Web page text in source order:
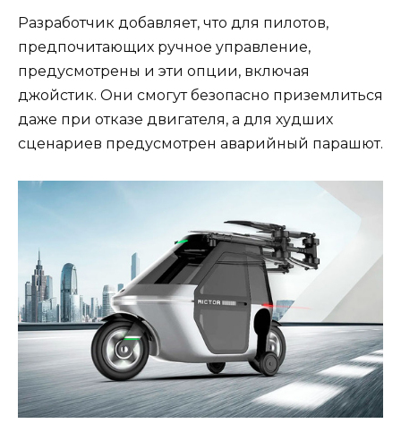
Разработчик добавляет, что для пилотов,
предпочитающих ручное управление,
предусмотрены и эти опции, включая
джойстик. Они смогут безопасно приземлиться
даже при отказе двигателя, а для худших
сценариев предусмотрен аварийный парашют.